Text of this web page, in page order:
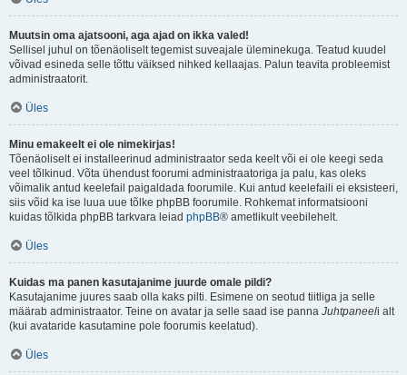
Muutsin oma ajatsooni, aga ajad on ikka valed!
Sellisel juhul on tõenäoliselt tegemist suveajale üleminekuga. Teatud kuudel
võivad esineda selle tõttu väiksed nihked kellaajas. Palun teavita probleemist
administraatorit.
Üles
Minu emakeelt ei ole nimekirjas!
Tõenäoliselt ei installeerinud administraator seda keelt või ei ole keegi seda
veel tõlkinud. Võta ühendust foorumi administraatoriga ja palu, kas oleks
võimalik antud keelefail paigaldada foorumile. Kui antud keelefaili ei eksisteeri,
siis võid ka ise luua uue tõlke phpBB foorumile. Rohkemat informatsiooni
kuidas tõlkida phpBB tarkvara leiad phpBB® ametlikult veebilehelt.
Üles
Kuidas ma panen kasutajanime juurde omale pildi?
Kasutajanime juures saab olla kaks pilti. Esimene on seotud tiitliga ja selle
määrab administraator. Teine on avatar ja selle saad ise panna Juhtpaneeli alt
(kui avataride kasutamine pole foorumis keelatud).
Üles